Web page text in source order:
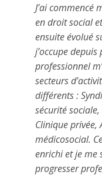
J’ai commencé
en droit social et
ensuite évolué
j’occupe
professionnel
secteurs
différents :
sécurité
Clinique privée,
médicosocial.
enrichi et je me
progresser